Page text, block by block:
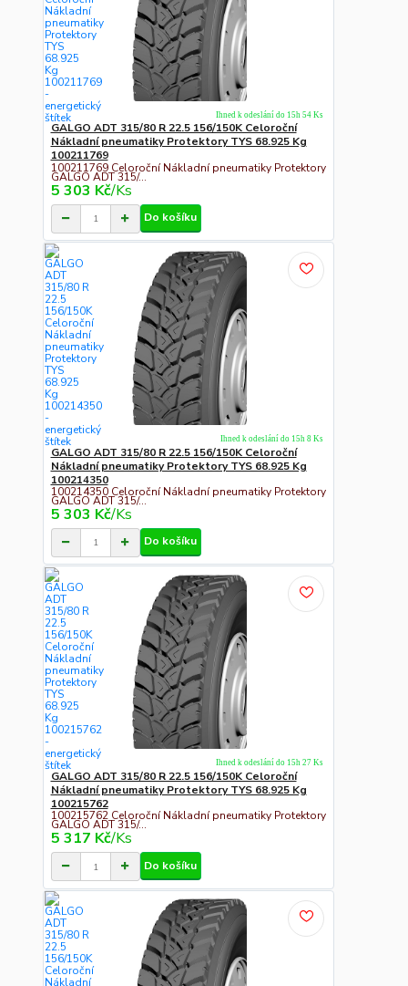
GALGO ADT 315/80 R 22.5 156/150K Celoroční
Nákladní pneumatiky Protektory TYS 68.925 Kg
100211769
100211769 Celoroční Nákladní pneumatiky Protektory
GALGO ADT 315/...
5 303 Kč/Ks
Ihned k odeslání do 15h 54 Ks
Do košíku
GALGO ADT 315/80 R 22.5 156/150K Celoroční
Nákladní pneumatiky Protektory TYS 68.925 Kg
100214350
100214350 Celoroční Nákladní pneumatiky Protektory
GALGO ADT 315/...
5 303 Kč/Ks
Ihned k odeslání do 15h 8 Ks
Do košíku
GALGO ADT 315/80 R 22.5 156/150K Celoroční
Nákladní pneumatiky Protektory TYS 68.925 Kg
100215762
100215762 Celoroční Nákladní pneumatiky Protektory
GALGO ADT 315/...
5 317 Kč/Ks
Ihned k odeslání do 15h 27 Ks
Do košíku